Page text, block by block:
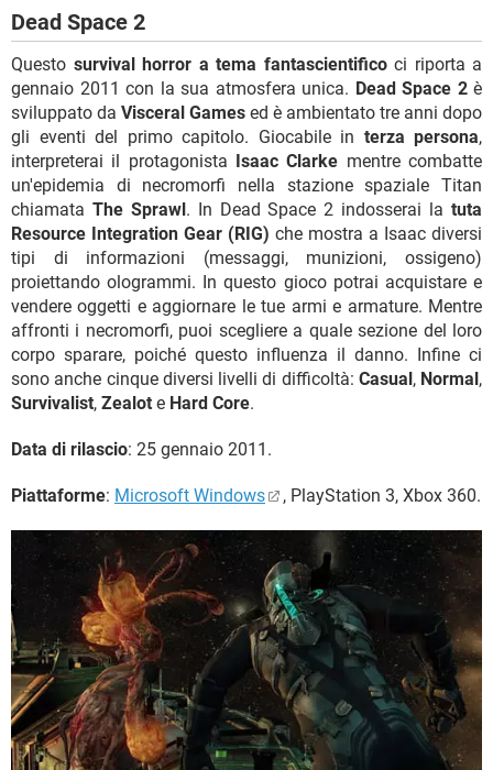
Dead Space 2
Questo survival horror a tema fantascientificoci riporta a
gennaio 2011 con la sua atmosfera unica. Dead Space 2è
sviluppato da Visceral Games ed è ambientato tre anni dopo
gli eventi del primo capitolo. Giocabile in terza persona,
interpreterai il protagonista Isaac Clarke mentre combatte
un'epidemia di necromorfi nella stazione spaziale Titan
chiamata The Sprawl. In Dead Space 2 indosserai latuta
Resource Integration Gear (RIG) che mostra a Isaac diversi
tipi di informazioni (messaggi, munizioni, ossigeno)
proiettando ologrammi. In questo gioco potrai acquistare e
vendere oggetti e aggiornare le tue armi e armature. Mentre
affronti i necromorfi, puoi scegliere a quale sezione del loro
corpo sparare, poiché questo influenza il danno. Infine ci
sono anche cinque diversi livelli di difficoltà: Casual, Normal,
Survivalist, Zealot e Hard Core.
Data di rilascio: 25 gennaio 2011.
Piattaforme: Microsoft Windows , PlayStation 3, Xbox 360.